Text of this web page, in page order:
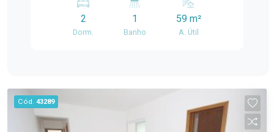
câmeras, bombas d`agua, portaria e elevador.
OBS.: Vaga de garagem opcional com valor
adicional de R$250,00.
2
Dorm.
1
Banho
59 m²
A. Útil
Cód. 43289